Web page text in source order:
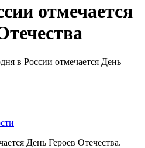
отмечается
в России отмечается День
День Героев Отечества.